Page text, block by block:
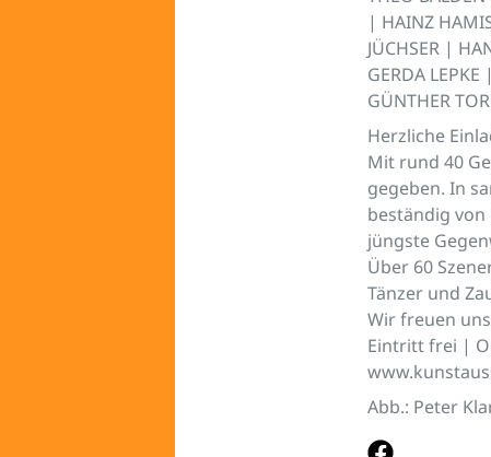
| HAINZ
JÜCHSER |
GERDA
GÜNTHER
Herzliche
Mit rund 40
gegeben. In
beständig von
jüngste
Über 60
Tänzer und
Wir freuen
Eintritt frei |
Abb.: Peter